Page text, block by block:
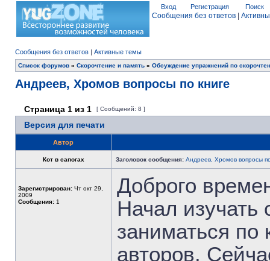
Вход Регистрация Поиск
Сообщения без ответов
Сообщения без ответов | Активные темы
Список форумов » Скорочтение и память » Обсуждение упражнений по
Андреев, Хромов вопросы по книге
Страница 1 из 1 [ Сообщений: 8 ]
Версия для печати
Автор
Кот в сапогах Заголовок сообщения: Андреев, Хромов вопросы
Зарегистрирован: Чт окт 29,
2009
Сообщения: 1
Доброго
Начал изучать
заниматься по
авторов.